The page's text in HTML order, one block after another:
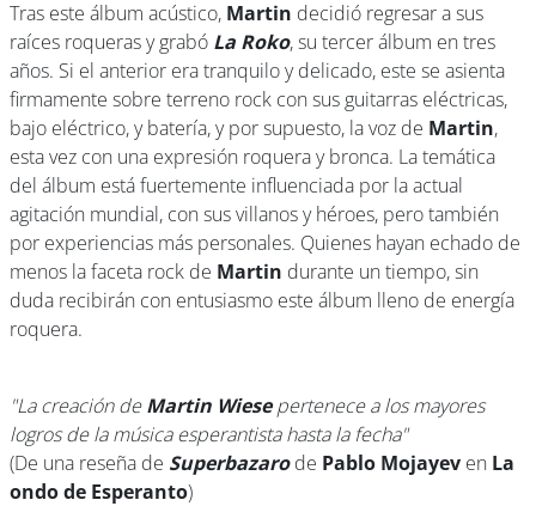
Tras este álbum acústico, Martin decidió regresar a sus
raíces roqueras y grabó La Roko, su tercer álbum en tres
años. Si el anterior era tranquilo y delicado, este se asienta
firmamente sobre terreno rock con sus guitarras eléctricas,
bajo eléctrico, y batería, y por supuesto, la voz de Martin,
esta vez con una expresión roquera y bronca. La temática
del álbum está fuertemente influenciada por la actual
agitación mundial, con sus villanos y héroes, pero también
por experiencias más personales. Quienes hayan echado de
menos la faceta rock de Martin durante un tiempo, sin
duda recibirán con entusiasmo este álbum lleno de energía
roquera.
"La creación deMartin Wiesepertenece a los mayores
logros de la música esperantista hasta la fecha"
(De una reseña de Superbazarode Pablo Mojayev en La
ondo de Esperanto)